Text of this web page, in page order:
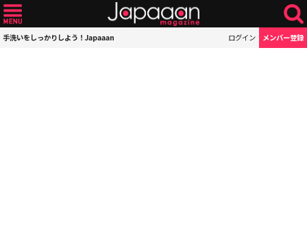
手洗いをしっかりしよう！Japaaan ログイン メンバー登録